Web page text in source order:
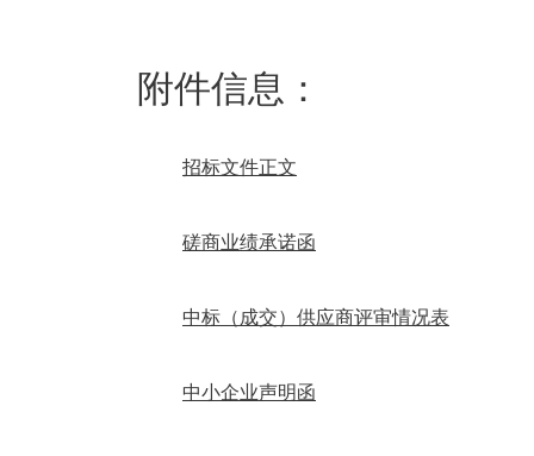
附件信息：
招标文件正文
磋商业绩承诺函
中标（成交）供应商评审情况表
中小企业声明函